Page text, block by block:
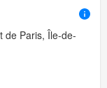
de Paris, Île-de-